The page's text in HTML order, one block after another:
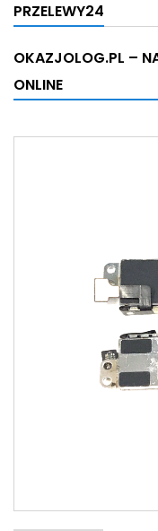
PRZELEWY24
OKAZJOLOG.PL –
ONLINE